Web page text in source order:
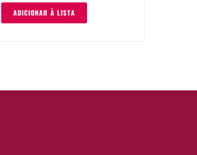
ADICIONAR À LISTA